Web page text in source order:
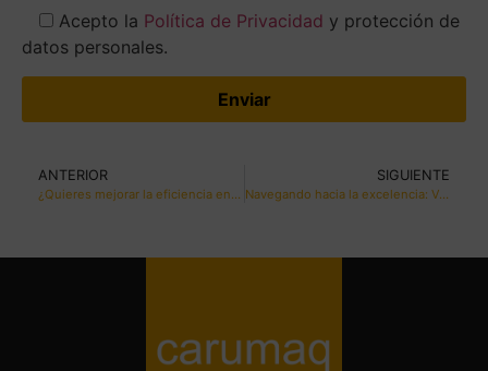
Acepto la Política de Privacidad y protección de
datos personales.
ANTERIOR
¿Quieres mejorar la eficiencia en el campo? Sigue estos consejos para mantener tus tractores agrícolas en óptimas condiciones
SIGUIENTE
Navegando hacia la excelencia: Volvo Penta y su revolución en motores marinos comerciales